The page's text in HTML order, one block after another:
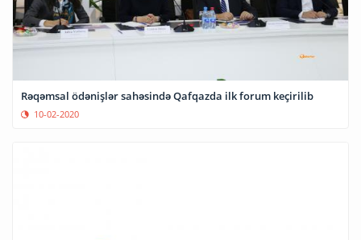
Rəqəmsal ödənişlər sahəsində Qafqazda ilk forum keçirilib
10-02-2020